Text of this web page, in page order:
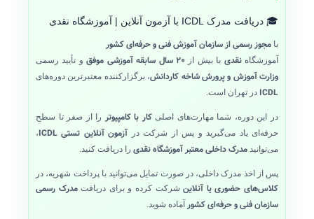
🎓 دریافت مدرک ICDL با آزمون آنلاین | آموزشگاه نقدی
با مجوز رسمی از سازمان آموزش فنی و حرفه‌ای کشور
آموزشگاهنقدی با بیش از۲۰ سال سابقه آموزشی موفق و تأیید رسمی
وزارت آموزش و پرورش شاخه کاردانش، برگزارکننده معتبرترین دوره‌های
ICDL در تهران است.
در این دوره، شما مهارت‌های اصلیکار با کامپیوتر
را از صفر تا سطح
حرفه‌ای یاد می‌گیرید و پس از شرکت در آزمون آنلاین تستی ICDL
،
می‌توانید مدرک داخلی معتبر آموزشگاه نقدی را دریافت کنید.
پس از اخذ مدرک داخلی، در صورت تمایل می‌توانید با پرداخت شهریه، در
کلاس‌های حضوری یا آنلاینشرکت کرده و برای دریافتمدرک رسمی
سازمان فنی و حرفه‌ای کشور آماده شوید.